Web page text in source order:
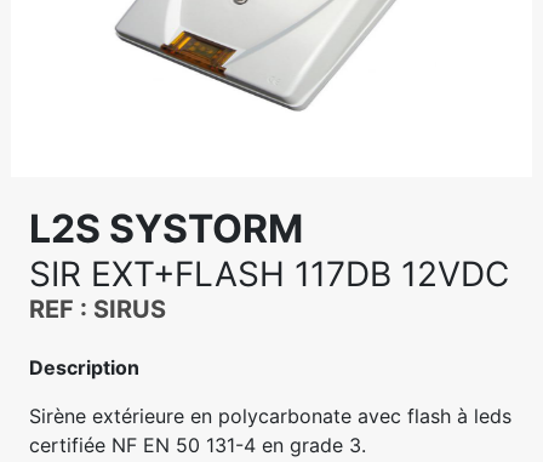
L2S SYSTORM
SIR EXT+FLASH 117DB 12VDC
REF : SIRUS
Description
Sirène extérieure en polycarbonate avec flash à leds
certifiée NF EN 50 131-4 en grade 3.